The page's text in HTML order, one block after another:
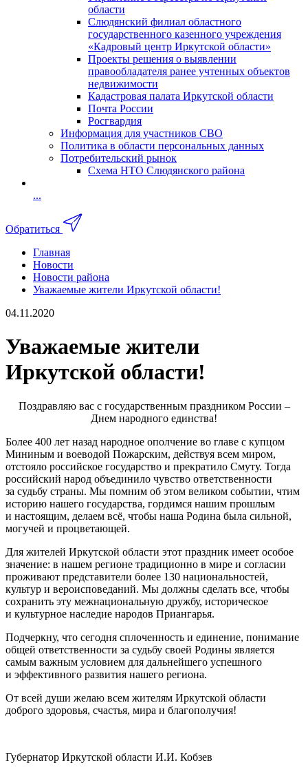
области
Слюдянский филиал областного
государственного казенного учреждения
«Кадровый центр Иркутской области»
Проекты решения о выявлении
правообладателя ранее учтенных объектов
недвижимости
Кадастровая палата Иркутской области
Почта России
Росгвардия
Информация для участников СВО
Политика в области персональных данных
Потребительский рынок
Схема НТО Слюдянского района
...
Обратиться
Главная
Новости
Новости района
Уважаемые жители Иркутской области!
04.11.2020
Уважаемые жители
Иркутской области!
Поздравляю вас с государственным праздником России –
Днем народного единства!
Более 400 лет назад народное ополчение во главе с купцом
Мининым и воеводой Пожарским, действуя всем миром,
отстояло российское государство и прекратило Смуту. Тогда
российский народ объединило чувство ответственности
за судьбу страны. Мы помним об этом великом событии, чтим
историю нашего государства, гордимся нашим прошлым
и настоящим, делаем всё, чтобы наша Родина была сильной,
могучей и процветающей.
Для жителей Иркутской области этот праздник имеет особое
значение: в нашем регионе традиционно в мире и согласии
проживают представители более 130 национальностей,
культур и вероисповеданий. Мы должны сделать все, чтобы
сохранить эту межнациональную дружбу, историческое
и культурное наследие народов Приангарья.
Подчеркну, что сегодня сплоченность и единение, понимание
общей ответственности за судьбу своей Родины является
самым важным условием для дальнейшего успешного
и эффективного развития нашего региона.
От всей души желаю всем жителям Иркутской области
доброго здоровья, счастья, мира и благополучия!
Губернатор Иркутской области И.И. Кобзев